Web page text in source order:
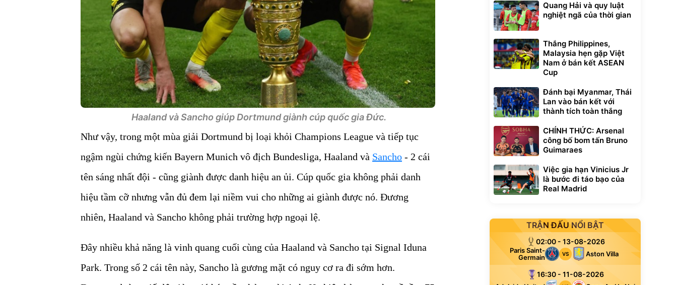
Haaland và Sancho giúp Dortmund giành cúp quốc gia Đức.
Như vậy, trong một mùa giải Dortmund bị loại khỏi Champions League và tiếp tục
ngậm ngùi chứng kiến Bayern Munich vô địch Bundesliga, Haaland và Sancho - 2 cái
tên sáng nhất đội - cũng giành được danh hiệu an ủi. Cúp quốc gia không phải danh
hiệu tầm cỡ nhưng vẫn đủ đem lại niềm vui cho những ai giành được nó. Đương
nhiên, Haaland và Sancho không phải trường hợp ngoại lệ.
Đây nhiều khả năng là vinh quang cuối cùng của Haaland và Sancho tại Signal Iduna
Park. Trong số 2 cái tên này, Sancho là gương mặt có nguy cơ ra đi sớm hơn.
Quang Hải và quy luật
nghiệt ngã của thời gian
Thắng Philippines,
Malaysia hẹn gặp Việt
Nam ở bán kết ASEAN
Cup
Đánh bại Myanmar, Thái
Lan vào bán kết với
thành tích toàn thắng
CHÍNH THỨC: Arsenal
công bố bom tấn Bruno
Guimaraes
Việc gia hạn Vinicius Jr
là bước đi táo bạo của
Real Madrid
TRẬN ĐẤU NỔI BẬT
02:00 - 13-08-2026
Paris Saint-
Germain
VS Aston Villa
16:30 - 11-08-2026